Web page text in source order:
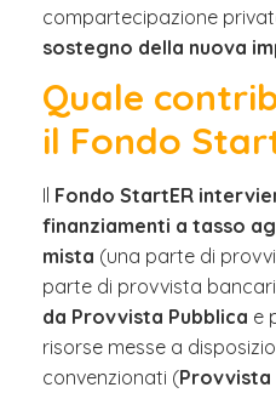
compartecipazione
sostegno della nuova
Quale
il Fondo
Il Fondo StartER
finanziamenti a tasso
mista (una parte di
parte di provvista
da Provvista Pubblica e
risorse messe a
convenzionati (Provvista